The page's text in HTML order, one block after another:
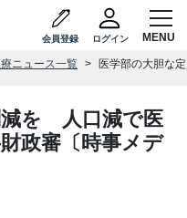
会員登録 ログイン
ニュース一覧 医学部の大胆な
減を 人口減で医
政審〔時事メデ